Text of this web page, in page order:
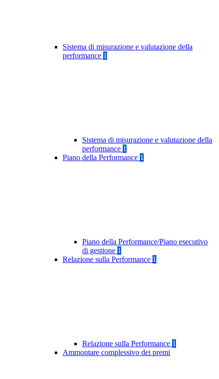
Sistema di misurazione e valutazione della
performance 1
Sistema di misurazione e valutazione della
performance 1
Piano della Performance 1
Piano della Performance/Piano esecutivo
di gestione 1
Relazione sulla Performance 1
Relazione sulla Performance 1
Ammontare complessivo dei premi